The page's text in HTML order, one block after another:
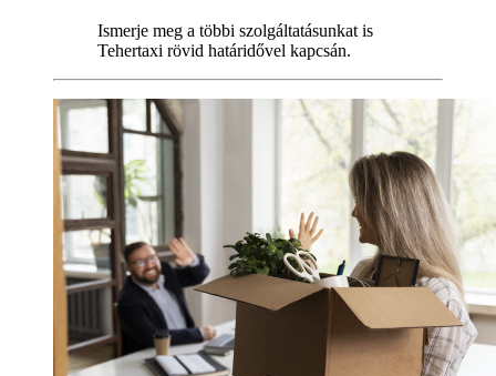
Ismerje meg a többi szolgáltatásunkat is
Tehertaxi rövid határidővel kapcsán.